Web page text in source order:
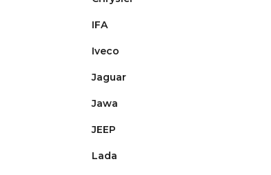
IFA
Iveco
Jaguar
Jawa
JEEP
Lada